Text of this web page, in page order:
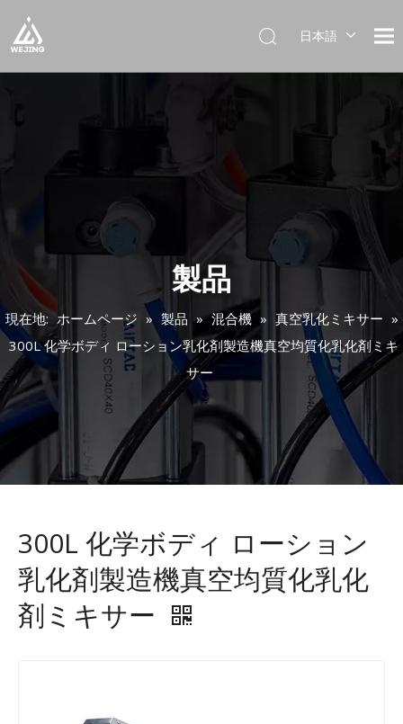
日本語
Pусский
Português
Italiano
한국어
製品
現在地: ホームページ » 製品 » 混合機 » 真空乳化ミキサー »
300L 化学ボディ ローション乳化剤製造機真空均質化乳化剤ミキ
サー
300L 化学ボディ ローション
乳化剤製造機真空均質化乳化
剤ミキサー